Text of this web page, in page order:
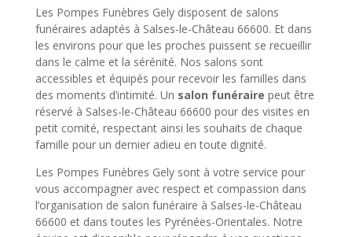
Les Pompes Funèbres Gely disposent de salons
funéraires adaptés à Salses-le-Château 66600. Et dans
les environs pour que les proches puissent se recueillir
dans le calme et la sérénité. Nos salons sont
accessibles et équipés pour recevoir les familles dans
des moments d’intimité. Un salon funéraire peut être
réservé à Salses-le-Château 66600 pour des visites en
petit comité, respectant ainsi les souhaits de chaque
famille pour un dernier adieu en toute dignité.
Les Pompes Funèbres Gely sont à votre service pour
vous accompagner avec respect et compassion dans
l’organisation de salon funéraire à Salses-le-Château
66600 et dans toutes les Pyrénées-Orientales. Notre